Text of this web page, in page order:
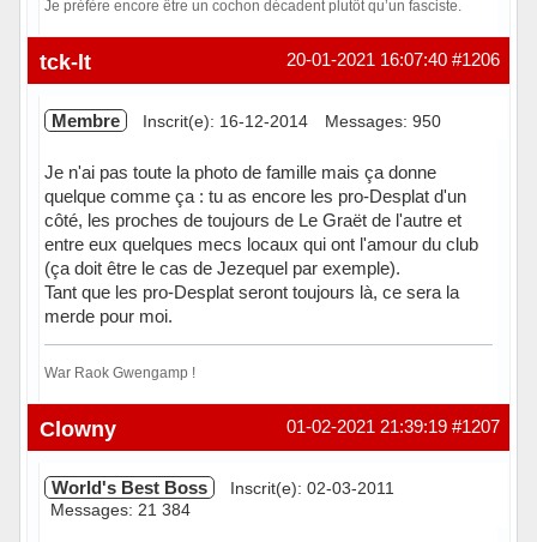
Je préfère encore être un cochon décadent plutôt qu’un fasciste.
Hors ligne #1206
20-01-2021 16:07:40
tck-lt
Membre Inscrit(e): 16-12-2014 Messages: 950
Je n'ai pas toute la photo de famille mais ça donne
quelque comme ça : tu as encore les pro-Desplat d'un
côté, les proches de toujours de Le Graët de l'autre et
entre eux quelques mecs locaux qui ont l'amour du club
(ça doit être le cas de Jezequel par exemple).
Tant que les pro-Desplat seront toujours là, ce sera la
merde pour moi.
War Raok Gwengamp !
Hors ligne #1207
01-02-2021 21:39:19
Clowny
World's Best Boss
Inscrit(e): 02-03-2011
Messages: 21 384